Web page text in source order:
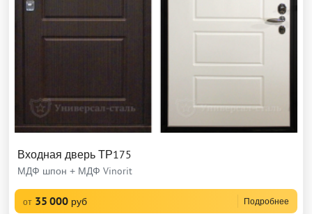
Входная дверь ТР175
МДФ шпон + МДФ Vinorit
от 35 000 руб Подробнее